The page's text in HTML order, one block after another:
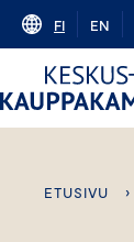
Skip
content
FI EN
ETUSIVU ›